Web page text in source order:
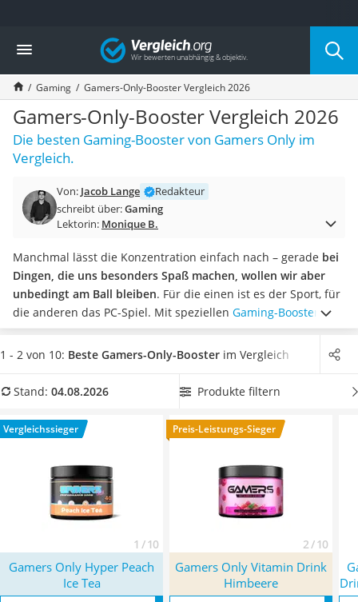
Die beliebtesten Vergleiche nach Kategorie
Elektronik
Powerstation
Monitor 32 Zoll 4K
Fernseher
Drucker
Desktop-PC
Monitor
Laser-Multifunktionsdrucker
Powerline-Adapter
Gaming-PC
Soundbar
17-Zoll-Laptop
Satellitenschüssel
Gaming-Headset
Schnurloses Telefon
Ladekabel Typ 2 Schuko
Acer Aspire
Service
Vergleich
Gaming Gamers-Only-Booster Vergleich 2026
Gamers-Only-Booster Vergleich 2026
Die besten Gaming-Booster von Gamers Only im
Vergleich.
Von: Jacob Lange
Redakteur
schreibt über:Gaming
Lektorin: Monique B.
Manchmal lässt die Konzentration einfach nach – gerade bei
Dingen, die uns besonders Spaß machen, wollen wir aber
unbedingt am Ball bleiben. Für die einen ist es der Sport, für
die anderen das PC-Spiel. Mit speziellen Gaming-Boostern
soll dieLeistungsfähigkeit gesteigert werden. Die Produkte
des deutschen Unternehmens Gamers Only werden in
Internet berichten, dass neben Drinks mit Koffein
unserer Vergleichstabelle einen Gamers-Only-Booster mit
ergiebigem Inhalt, der für
besonders viele Portionen
das Modell‎Gamers Only Hyper Peach Ice Tea* mit seinen
Eigenschaften.
1 - 2 von 10: Beste Gamers-Only-Booster im Vergleich
Stand: 04.08.2026 Produkte filtern
Vergleichssieger
1 / 10
Preis-Leistungs-Sieger
2 / 10
‎Gamers Only Hyper Peach
Ice Tea
Gamers Only Vitamin Drink
Himbeere